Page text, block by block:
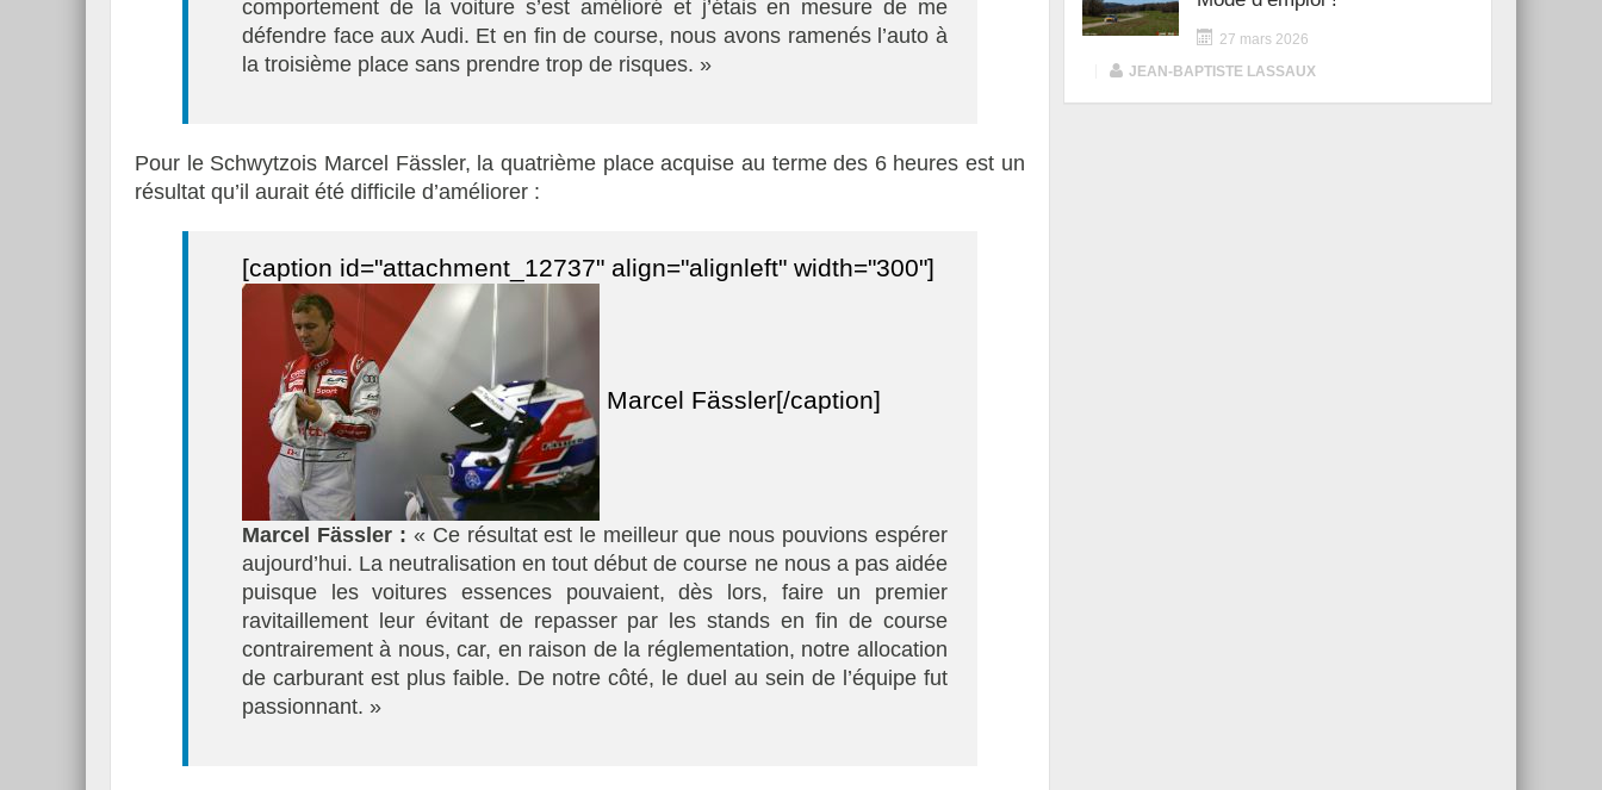
comportement de la voiture s’est amélioré et j’étais en mesure de me
défendre face aux Audi. Et en fin de course, nous avons ramenés l’auto à
la troisième place sans prendre trop de risques. »
Pour le Schwytzois Marcel Fässler, la quatrième place acquise au terme des 6 heures est un
résultat qu’il aurait été difficile d’améliorer :
[caption id="attachment_12737" align="alignleft" width="300"]
Marcel Fässler[/caption]
Marcel Fässler : « Ce résultat est le meilleur que nous pouvions espérer
aujourd’hui. La neutralisation en tout début de course ne nous a pas aidée
puisque les voitures essences pouvaient, dès lors, faire un premier
ravitaillement leur évitant de repasser par les stands en fin de course
contrairement à nous, car, en raison de la réglementation, notre allocation
de carburant est plus faible. De notre côté, le duel au sein de l’équipe fut
passionnant. »
27 mars 2026
JEAN-BAPTISTE LASSAUX